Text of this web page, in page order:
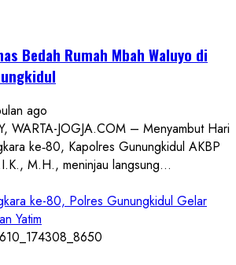
Bedah Rumah Mbah Waluyo di
ago
WARTA-JOGJA.COM – Menyambut Hari
ke‑80, Kapolres Gunungkidul AKBP
M.H., meninjau langsung...
ke-80, Polres Gunungkidul Gelar
Yatim